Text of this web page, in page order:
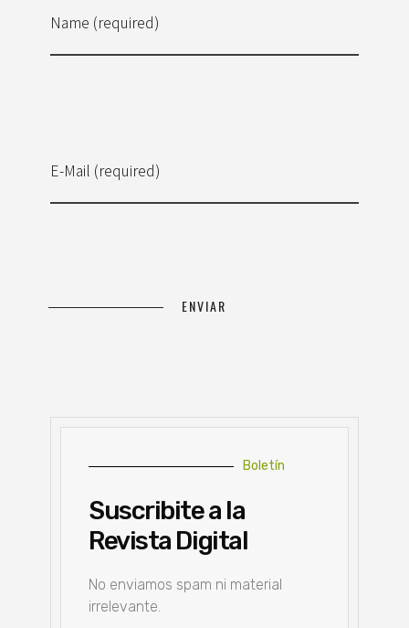
Name (required)
E-Mail (required)
Boletín
Suscribite a la
Revista Digital
No enviamos spam ni material
irrelevante.